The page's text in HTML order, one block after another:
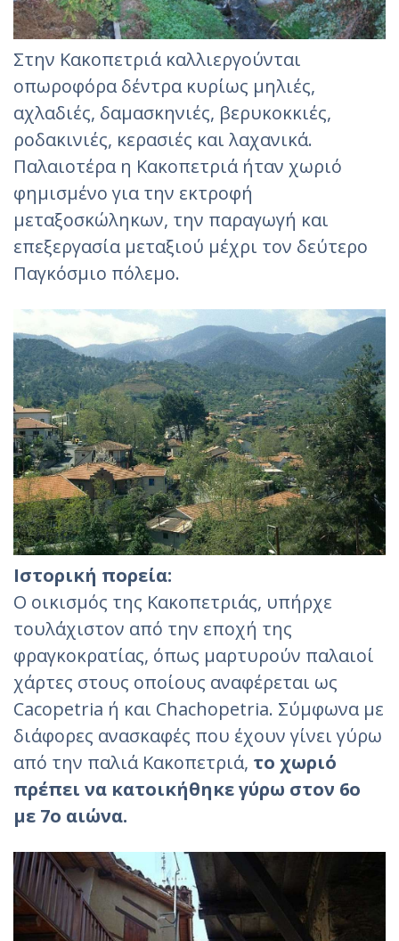
Στην Κακοπετριά καλλιεργούνται
οπωροφόρα δέντρα κυρίως μηλιές,
αχλαδιές, δαμασκηνιές, βερυκοκκιές,
ροδακινιές, κερασιές και λαχανικά.
Παλαιοτέρα η Κακοπετριά ήταν χωριό
φημισμένο για την εκτροφή
μεταξοσκώληκων, την παραγωγή και
επεξεργασία μεταξιού μέχρι τον δεύτερο
Παγκόσμιο πόλεμο.
Ιστορική πορεία:
Ο οικισμός της Κακοπετριάς, υπήρχε
τουλάχιστον από την εποχή της
φραγκοκρατίας, όπως μαρτυρούν παλαιοί
χάρτες στους οποίους αναφέρεται ως
Cacopetria ή και Chachopetria. Σύμφωνα με
διάφορες ανασκαφές που έχουν γίνει γύρω
από την παλιά Κακοπετριά, το χωριό
πρέπει να κατοικήθηκε γύρω στον 6ο
με 7ο αιώνα.